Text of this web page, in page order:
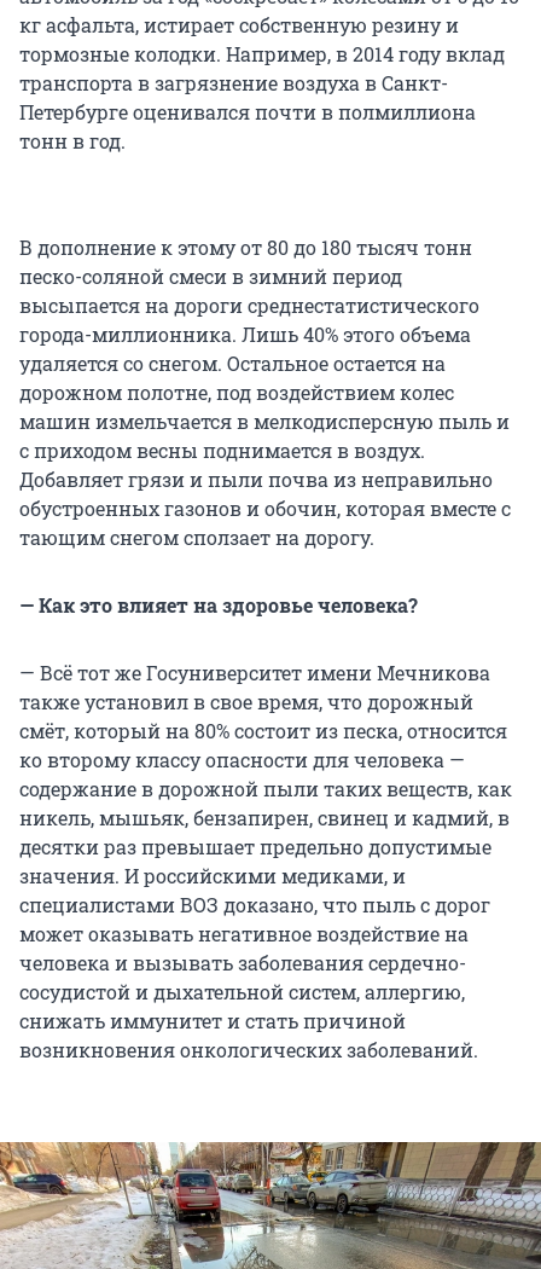
кг асфальта, истирает собственную резину и
тормозные колодки. Например, в 2014 году вклад
транспорта в загрязнение воздуха в Санкт-
Петербурге оценивался почти в полмиллиона
тонн в год.
В дополнение к этому от 80 до 180 тысяч тонн
песко-соляной смеси в зимний период
высыпается на дороги среднестатистического
города-миллионника. Лишь 40% этого объема
удаляется со снегом. Остальное остается на
дорожном полотне, под воздействием колес
машин измельчается в мелкодисперсную пыль и
с приходом весны поднимается в воздух.
Добавляет грязи и пыли почва из неправильно
обустроенных газонов и обочин, которая вместе с
тающим снегом сползает на дорогу.
— Как это влияет на здоровье человека?
— Всё тот же Госуниверситет имени Мечникова
также установил в свое время, что дорожный
смёт, который на 80% состоит из песка, относится
ко второму классу опасности для человека —
содержание в дорожной пыли таких веществ, как
никель, мышьяк, бензапирен, свинец и кадмий, в
десятки раз превышает предельно допустимые
значения. И российскими медиками, и
специалистами ВОЗ доказано, что пыль с дорог
может оказывать негативное воздействие на
человека и вызывать заболевания сердечно-
сосудистой и дыхательной систем, аллергию,
снижать иммунитет и стать причиной
возникновения онкологических заболеваний.